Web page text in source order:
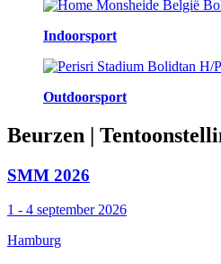
Indoorsport
Outdoorsport
Beurzen |
SMM 2026
1 - 4 september 2026
Hamburg